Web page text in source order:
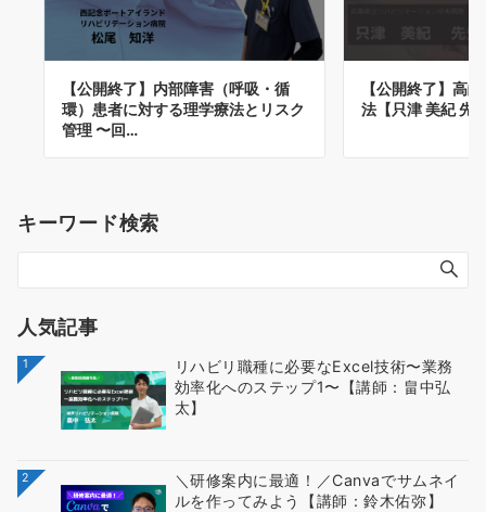
【公開終了】内部障害（呼吸・循
環）患者に対する理学療法とリスク
管理 〜回…
【公開終了】高
法【只津 美紀 先
キーワード検索
人気記事
1
リハビリ職種に必要なExcel技術〜業務
効率化へのステップ1〜【講師：畠中弘
太】
2
＼研修案内に最適！／Canvaでサムネイ
ルを作ってみよう【講師：鈴木佑弥】